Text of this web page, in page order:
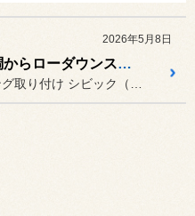
2026年5月8日
シビック 車高調からローダウンスプリングに変更